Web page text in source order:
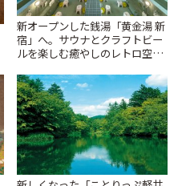
新オープンした銭湯「黄金湯 新
宿」へ。サウナとクラフトビー
ルを楽しむ癒やしのレトロ空間